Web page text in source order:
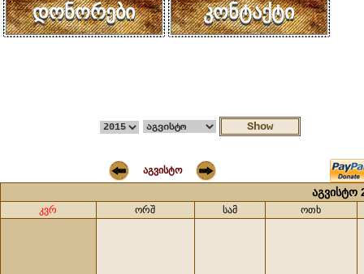
დონორები კონტაქტი
აგვისტო
აგვისტო
კვრ ორშ სამ ოთხ